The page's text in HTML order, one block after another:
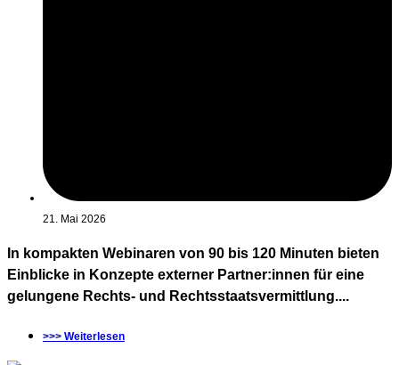
21. Mai 2026
In kompakten Webinaren von 90 bis 120 Minuten bieten
Einblicke in Konzepte externer Partner:innen für eine
gelungene Rechts- und Rechtsstaatsvermittlung....
>>> Weiterlesen